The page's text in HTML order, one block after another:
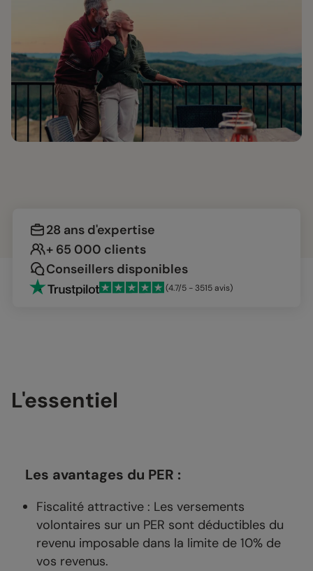
28 ans d'expertise
+ 65 000 clients
Conseillers disponibles
(4.7/5 - 3515 avis)
L'essentiel
Les avantages du PER :
Fiscalité attractive : Les versements
volontaires sur un PER sont déductibles du
revenu imposable dans la limite de 10% de
vos revenus.